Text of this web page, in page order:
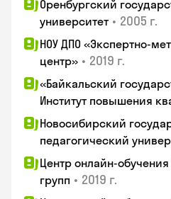
Оренбургский
университет • 2005 г.
НОУ ДПО «Экспертно-
центр» • 2019 г.
«Байкальский
Институт повышения
Новосибирский
педагогический
Центр онлайн-обучения
групп • 2019 г.